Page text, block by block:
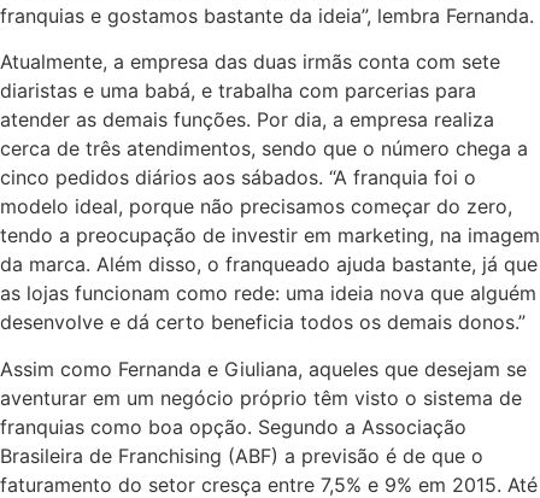
franquias e gostamos bastante da ideia”, lembra Fernanda.
Atualmente, a empresa das duas irmãs conta com sete
diaristas e uma babá, e trabalha com parcerias para
atender as demais funções. Por dia, a empresa realiza
cerca de três atendimentos, sendo que o número chega a
cinco pedidos diários aos sábados. “A franquia foi o
modelo ideal, porque não precisamos começar do zero,
tendo a preocupação de investir em marketing, na imagem
da marca. Além disso, o franqueado ajuda bastante, já que
as lojas funcionam como rede: uma ideia nova que alguém
desenvolve e dá certo beneficia todos os demais donos.”
Assim como Fernanda e Giuliana, aqueles que desejam se
aventurar em um negócio próprio têm visto o sistema de
franquias como boa opção. Segundo a Associação
Brasileira de Franchising (ABF) a previsão é de que o
faturamento do setor cresça entre 7,5% e 9% em 2015. Até